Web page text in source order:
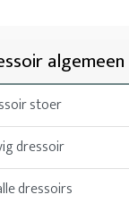
algemeen
stoer
dressoir
dressoirs